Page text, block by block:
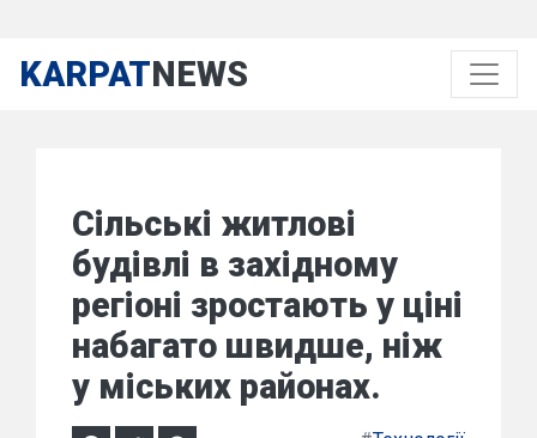
KARPATNEWS
Сільські житлові
будівлі в західному
регіоні зростають у ціні
набагато швидше, ніж
у міських районах.